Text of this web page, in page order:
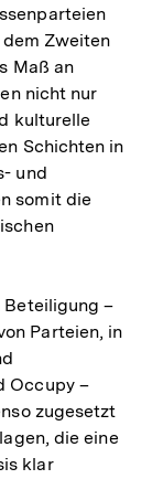
Zweiten
Maß an
nicht nur
kulturelle
Schichten in
und
somit die
–
Parteien, in
Occupy –
zugesetzt
die eine
klar